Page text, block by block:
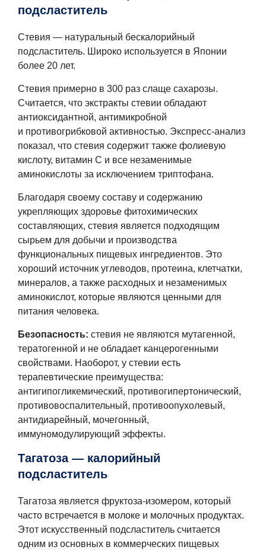
подсластитель
Стевия — натуральный бескалорийный
подсластитель. Широко используется в Японии
более 20 лет.
Стевия примерно в 300 раз слаще сахарозы.
Считается, что экстракты стевии обладают
антиоксидантной, антимикробной
и противогрибковой активностью. Экспресс-анализ
показал, что стевия содержит также фолиевую
кислоту, витамин C и все незаменимые
аминокислоты за исключением триптофана.
Благодаря своему составу и содержанию
укрепляющих здоровье фитохимических
составляющих, стевия является подходящим
сырьем для добычи и производства
функциональных пищевых ингредиентов. Это
хороший источник углеводов, протеина, клетчатки,
минералов, а также расходных и незаменимых
аминокислот, которые являются ценными для
питания человека.
Безопасность: стевия не являются мутагенной,
тератогенной и не обладает канцерогенными
свойствами. Наоборот, у стевии есть
терапевтические преимущества:
антигипогликемический, противогипертонический,
противовоспалительный, противоопухолевый,
антидиарейный, мочегонный,
иммуномодулирующий эффекты.
Тагатоза — калорийный
подсластитель
Тагатоза является фруктоза-изомером, который
часто встречается в молоке и молочных продуктах.
Этот искусственный подсластитель считается
одним из основных в коммерческих пищевых